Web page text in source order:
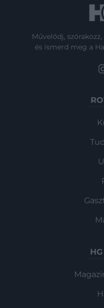
Művelődj,
és ismerd meg a